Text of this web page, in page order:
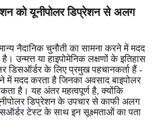
को यूनीपोलर डिप्रेशन से अलग
नैदानिक ​​चुनौती का सामना करने में मदद
उन्मत्त या हाइपोमेनिक लक्षणों के इतिहास
डिसऑर्डर के लिए प्रमुख पहचानकर्ता हैं -
में मदद करता है जिनका अवसाद बाइपोलर
है। यह अंतर महत्वपूर्ण है, क्योंकि
डिप्रेशन के उपचार से काफी अलग
टेस्टके साथ इन सूक्ष्मताओं का पता